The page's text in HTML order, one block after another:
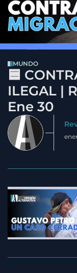
MUNDO
🟦
ILEGAL |
Ene 30